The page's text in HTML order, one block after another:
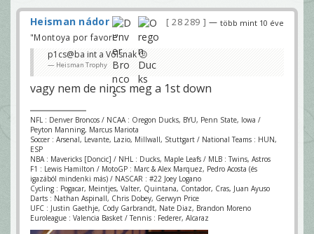
több mint 10 éve
Heisman nádor 28 289
—
"Montoya por favor!"
p1cs@ba int a Volsnak 😕
Heisman Trophy
vagy nem de nincs meg a 1st down
NFL : Denver Broncos / NCAA : Oregon Ducks, BYU, Penn State, Iowa /
Peyton Manning, Marcus Mariota
Soccer : Arsenal, Levante, Lazio, Millwall, Stuttgart / National Teams : HUN,
ESP
NBA : Mavericks [Doncic] / NHL : Ducks, Maple Leafs / MLB : Twins, Astros
F1 : Lewis Hamilton / MotoGP : Marc & Alex Marquez, Pedro Acosta (és
igazából mindenki más) / NASCAR : #22 Joey Logano
Cycling : Pogacar, Meintjes, Valter, Quintana, Contador, Cras, Juan Ayuso
Darts : Nathan Aspinall, Chris Dobey, Gerwyn Price
UFC : Justin Gaethje, Cody Garbrandt, Nate Diaz, Brandon Moreno
Euroleague : Valencia Basket / Tennis : Federer, Alcaraz